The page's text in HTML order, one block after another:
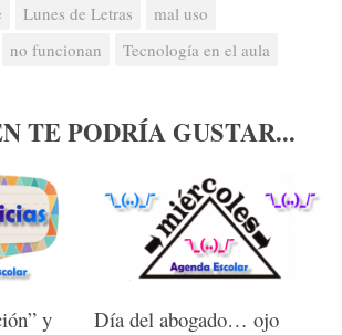
Lunes de Letras
mal uso
no funcionan Tecnología en el aula
TE PODRÍA GUSTAR...
y
Día del abogado… ojo